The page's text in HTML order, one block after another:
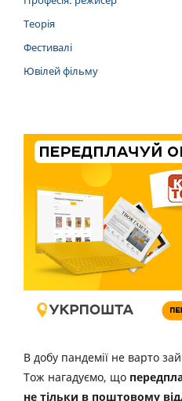
Теорія
Фестивалі
Ювілей фільму
В добу пандемії не варто
Тож нагадуємо, що
не тільки в поштовому